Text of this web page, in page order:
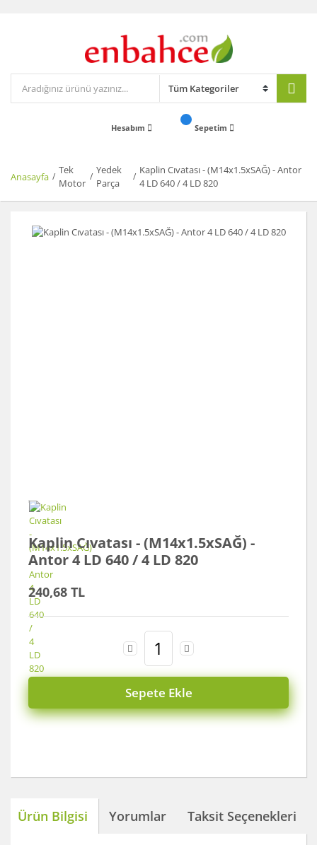
Hesabım Sepetim
Anasayfa
Tek
Motor
Yedek
Parça
Kaplin Cıvatası - (M14x1.5xSAĞ) - Antor
4 LD 640 / 4 LD 820
Kaplin Cıvatası - (M14x1.5xSAĞ) -
Antor 4 LD 640 / 4 LD 820
240,68 TL
Sepete Ekle
Ürün Bilgisi Yorumlar Taksit Seçenekleri